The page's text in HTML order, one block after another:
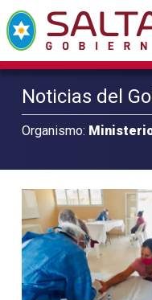
Noticias del
Organismo: